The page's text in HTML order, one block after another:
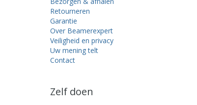
Retourneren
Garantie
Over Beamerexpert
Veiligheid en privacy
Uw mening telt
Contact
Zelf doen